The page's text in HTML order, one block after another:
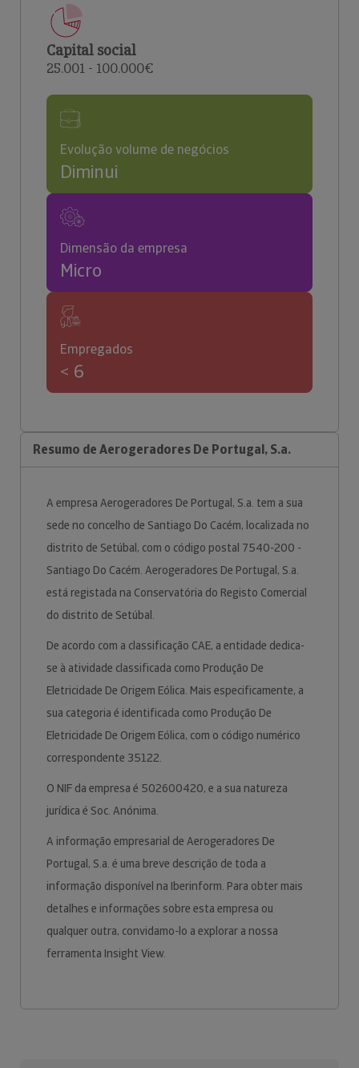
Capital social
25.001 - 100.000€
Evolução volume de negócios
Diminui
Dimensão da empresa
Micro
Empregados
< 6
Resumo de Aerogeradores De Portugal, S.a.
A empresa Aerogeradores De Portugal, S.a. tem a sua
sede no concelho de Santiago Do Cacém, localizada no
distrito de Setúbal, com o código postal 7540-200 -
Santiago Do Cacém. Aerogeradores De Portugal, S.a.
está registada na Conservatória do Registo Comercial
do distrito de Setúbal.
De acordo com a classificação CAE, a entidade dedica-
se à atividade classificada como Produção De
Eletricidade De Origem Eólica. Mais especificamente, a
sua categoria é identificada como Produção De
Eletricidade De Origem Eólica, com o código numérico
correspondente 35122.
O NIF da empresa é 502600420, e a sua natureza
jurídica é Soc. Anónima.
A informação empresarial de Aerogeradores De
Portugal, S.a. é uma breve descrição de toda a
informação disponível na Iberinform. Para obter mais
detalhes e informações sobre esta empresa ou
qualquer outra, convidamo-lo a explorar a nossa
ferramenta Insight View.